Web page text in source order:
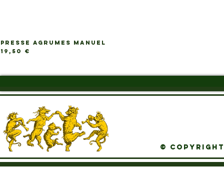
PRESSE AGRUMES MANUEL
Prix
19,50 €
© Copyright